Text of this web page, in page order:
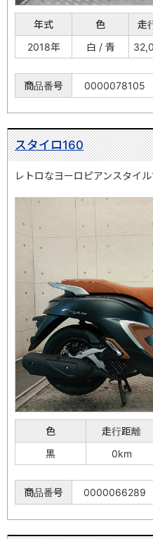
年式 色 走
2018年
白 / 青
商品番号 0000078105
スタイロ160
レトロなヨーロピアンスタイ
色 走行距離
黒
0km
商品番号 0000066289